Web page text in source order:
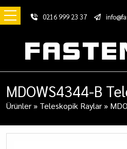
0216 999 23 37
MDOWS4344-B
Ürünler» Teleskopik Raylar»